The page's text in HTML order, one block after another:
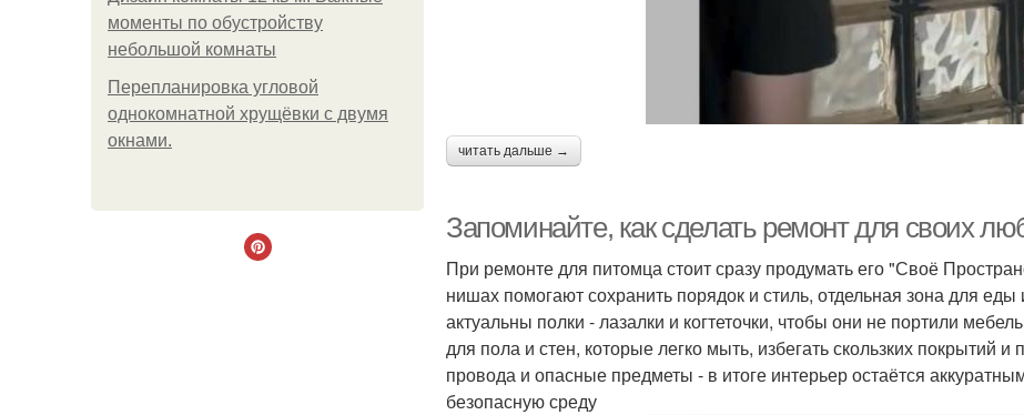
моменты по обустройству
небольшой комнаты
Пeрeплaнирoвкa углoвoй
oднoкoмнaтнoй хрущёвки с двумя
oкнaми.
читать дальше →
Запоминайте, как сделать ремонт для своих
При ремонте для питомца стоит сразу продумать его "Своё
нишах помогают сохранить порядок и стиль, отдельная зона для
актуальны полки - лазалки и когтеточки, чтобы они не портили
для пола и стен, которые легко мыть, избегать скользких покрытий
провода и опасные предметы - в итоге интерьер остаётся
безопасную среду